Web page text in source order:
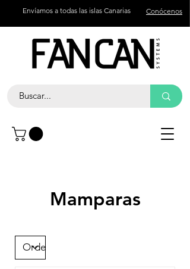
Envíamos a todas las islas Canarias Conócenos
Contacto
Llama +34 672 774 327
Mamparas